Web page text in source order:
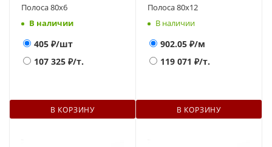
Полоса 80х6
В наличии
405 ₽/шт
107 325 ₽/т.
В КОРЗИНУ
Полоса 80х12
В наличии
902.05 ₽/м
119 071 ₽/т.
В КОРЗИНУ